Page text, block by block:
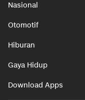
Nasional
Otomotif
Hiburan
Gaya Hidup
Download Apps